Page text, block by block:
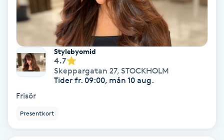
IPL hårborttagning
Japansk massage
Stylebyomid
4.7
Skeppargatan 27, STOCKHOLM
Tider fr. 09:00, mån 10 aug.
Frisör
Presentkort